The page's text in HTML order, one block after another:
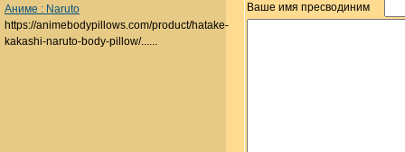
Ваше имя пресводиним
Аниме : Naruto
https://animebodypillows.com/product/hatake-
kakashi-naruto-body-pillow/......